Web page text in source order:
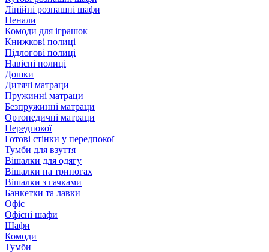
Лінійні розпашні шафи
Пенали
Комоди для іграшок
Книжкові полиці
Підлогові полиці
Навісні полиці
Дошки
Дитячі матраци
Пружинні матраци
Безпружинні матраци
Ортопедичні матраци
Передпокої
Готові стінки у передпокої
Тумби для взуття
Вішалки для одягу
Вішалки на триногах
Вішалки з гачками
Банкетки та лавки
Офіс
Офісні шафи
Шафи
Комоди
Тумби